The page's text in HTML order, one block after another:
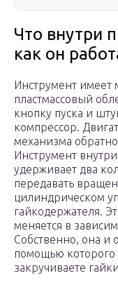
Что внутри
как он
Инструмент имеет
пластмассовый
кнопку пуска и
компрессор.
механизма
Инструмент
удерживает два
передавать
цилиндрическом
гайкодержателя.
меняется в
Собственно, она и
помощью которого
закручиваете